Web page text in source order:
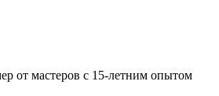
от мастеров с 15-летним опытом